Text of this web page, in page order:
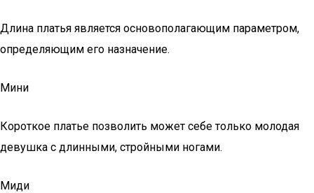
Длина платья является основополагающим параметром,
определяющим его назначение.
Мини
Короткое платье позволить может себе только молодая
девушка с длинными, стройными ногами.
Миди